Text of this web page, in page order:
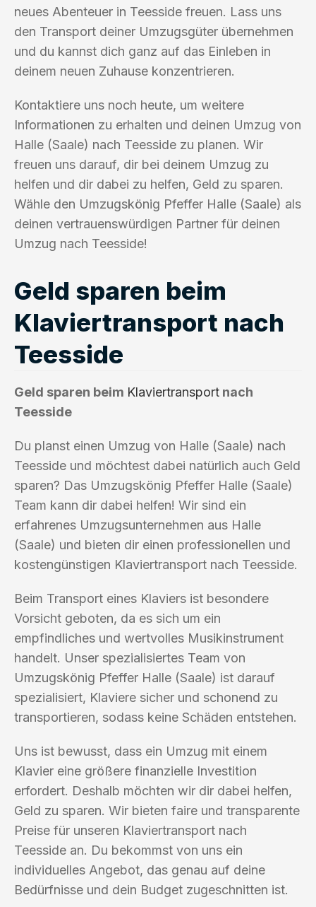
neues Abenteuer in Teesside freuen. Lass uns
den Transport deiner Umzugsgüter übernehmen
und du kannst dich ganz auf das Einleben in
deinem neuen Zuhause konzentrieren.
Kontaktiere uns noch heute, um weitere
Informationen zu erhalten und deinen Umzug von
Halle (Saale) nach Teesside zu planen. Wir
freuen uns darauf, dir bei deinem Umzug zu
helfen und dir dabei zu helfen, Geld zu sparen.
Wähle den Umzugskönig Pfeffer Halle (Saale) als
deinen vertrauenswürdigen Partner für deinen
Umzug nach Teesside!
Geld sparen beim
Klaviertransport nach
Teesside
Geld sparen beim Klaviertransport nach
Teesside
Du planst einen Umzug von Halle (Saale) nach
Teesside und möchtest dabei natürlich auch Geld
sparen? Das Umzugskönig Pfeffer Halle (Saale)
Team kann dir dabei helfen! Wir sind ein
erfahrenes Umzugsunternehmen aus Halle
(Saale) und bieten dir einen professionellen und
kostengünstigen Klaviertransport nach Teesside.
Beim Transport eines Klaviers ist besondere
Vorsicht geboten, da es sich um ein
empfindliches und wertvolles Musikinstrument
handelt. Unser spezialisiertes Team von
Umzugskönig Pfeffer Halle (Saale) ist darauf
spezialisiert, Klaviere sicher und schonend zu
transportieren, sodass keine Schäden entstehen.
Uns ist bewusst, dass ein Umzug mit einem
Klavier eine größere finanzielle Investition
erfordert. Deshalb möchten wir dir dabei helfen,
Geld zu sparen. Wir bieten faire und transparente
Preise für unseren Klaviertransport nach
Teesside an. Du bekommst von uns ein
individuelles Angebot, das genau auf deine
Bedürfnisse und dein Budget zugeschnitten ist.